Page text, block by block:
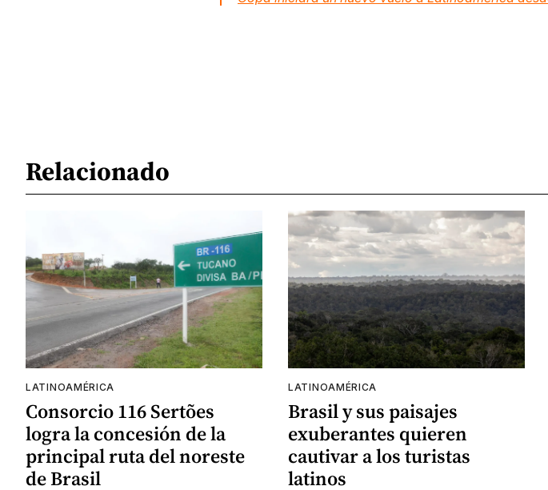
Relacionado
LATINOAMÉRICA
Consorcio 116 Sertões
logra la concesión de la
principal ruta del noreste
de Brasil
LATINOAMÉRICA
Brasil y sus paisajes
exuberantes quieren
cautivar a los turistas
latinos